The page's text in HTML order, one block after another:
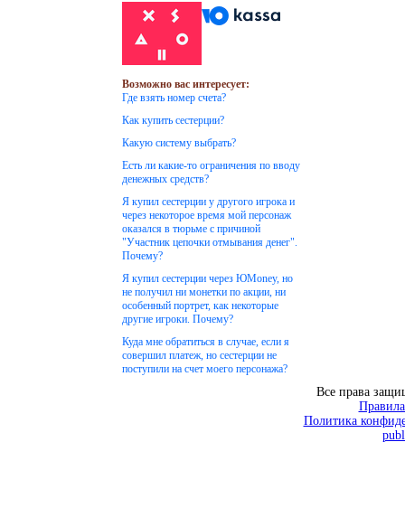
Возможно вас интересует:
Где взять номер счета?
Как купить сестерции?
Какую систему выбрать?
Есть ли какие-то ограничения по вводу
денежных средств?
Я купил сестерции у другого игрока и
через некоторое время мой персонаж
оказался в тюрьме с причиной
"Участник цепочки отмывания денег".
Почему?
Я купил сестерции через ЮMoney, но
не получил ни монетки по акции, ни
особенный портрет, как некоторые
другие игроки. Почему?
Куда мне обратиться в случае, если я
совершил платеж, но сестерции не
поступили на счет моего персонажа?
Все права
Политика